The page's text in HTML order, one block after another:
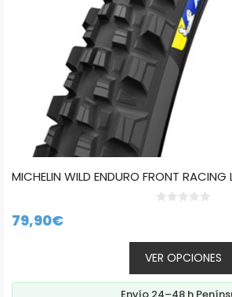
MICHELIN WILD ENDURO FRONT RACING
5
79,90€
VER OPCIONES
producto